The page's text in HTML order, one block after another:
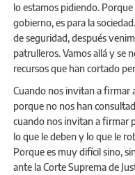
lo estamos pidiendo.
gobierno, es para la
de seguridad, después
patrulleros. Vamos allá y se
recursos que han cortado
Cuando nos invitan a firmar
porque no nos han
cuando nos invitan a firmar
lo que le deben y lo que le
Porque es muy difícil sino,
ante la Corte Suprema de